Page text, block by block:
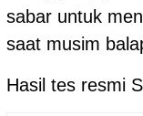
sabar untuk
saat musim
Hasil tes resmi